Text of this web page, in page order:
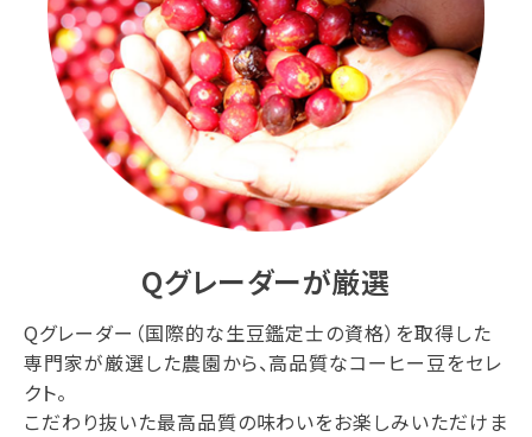
Qグレーダーが厳選
Qグレーダー（国際的な生豆鑑定士の資格）を取得した
専門家が厳選した農園から、高品質なコーヒー豆をセレ
クト。
こだわり抜いた最高品質の味わいをお楽しみいただけま